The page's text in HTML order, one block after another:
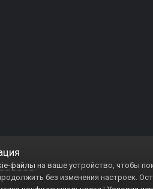
файлы на ваше устройство, чтобы
без изменения настроек.